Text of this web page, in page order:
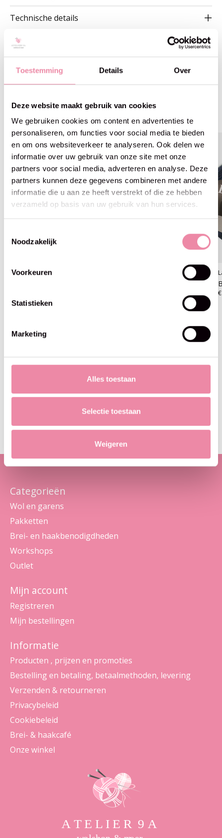
Toestemming Details Over
Deze website maakt gebruik van cookies
We gebruiken cookies om content en advertenties te
personaliseren, om functies voor social media te bieden
en om ons websiteverkeer te analyseren. Ook delen we
informatie over uw gebruik van onze site met onze
partners voor social media, adverteren en analyse. Deze
partners kunnen deze gegevens combineren met andere
informatie die u aan ze heeft verstrekt of die ze hebben
verzameld op basis van uw gebruik van hun services.
Noodzakelijk
Voorkeuren
Statistieken
Marketing
Alles toestaan
Selectie toestaan
Weigeren
Technische details
Gerelateerde producten
Carousel items
Lana Grossa
Blijf op de hoogte
Categorieën
Wol en garens
Pakketten
Brei- en haakbenodigdheden
Workshops
Outlet
Mijn account
Registreren
Mijn bestellingen
Informatie
Producten , prijzen en promoties
Bestelling en betaling, betaalmethoden, levering
Verzenden & retourneren
Privacybeleid
Cookiebeleid
Brei- & haakcafé
Onze winkel